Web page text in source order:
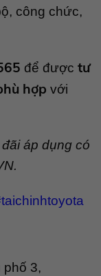
công chức,
để được tư
hợp với
áp dụng có
phố 3,